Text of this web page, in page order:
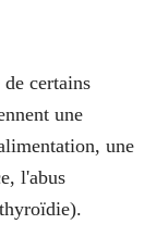
certains
une
une
l'abus